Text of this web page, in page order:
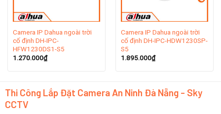
thương hiệu này, với 35 chi nhánh trên khắp Châu Á,
Châu Mỹ, Châu Âu, Trung Đông, Châu Đại Dương và
Châu Phi.
Năm 2002, Dahua trở thành công ty đầu tiên ở Trung
Quốc ra mắt máy quay video kỹ thuật số nhúng 8 kênh
Camera IP Dahua ngoài trời
cố định DH-IPC-
HFW1230DS1-S5
1.270.000₫
Camera IP Dahua ngoài trời
cố định DH-IPC-HDW1230SP-
S5
1.895.000₫
Thi Công Lắp Đặt Camera An Ninh Đà Nẵng - Sky
CCTV